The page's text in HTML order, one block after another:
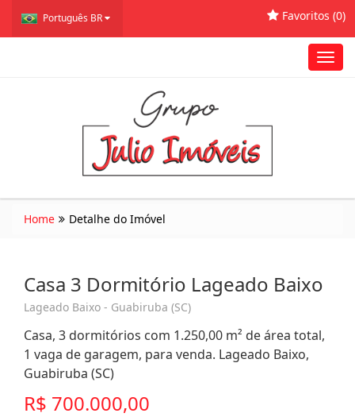
Português BR Favoritos (0)
Home Detalhe do Imóvel
Casa 3 Dormitório Lageado Baixo
Lageado Baixo - Guabiruba (SC)
Casa, 3 dormitórios com 1.250,00 m² de área total,
1 vaga de garagem, para venda. Lageado Baixo,
Guabiruba (SC)
R$ 700.000,00